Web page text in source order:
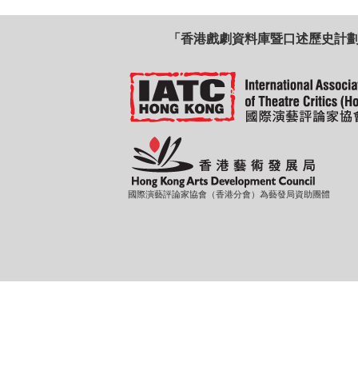
「香港戲劇資料庫暨口述歷史計
國際演藝評論家協會（香港分會）為藝發局資助團體